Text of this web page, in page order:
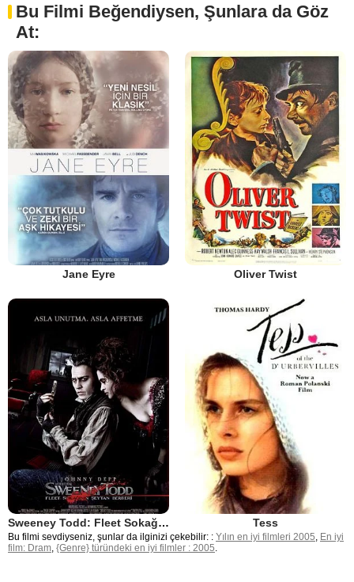
Bu Filmi Beğendiysen, Şunlara da Göz
At:
Jane Eyre Oliver Twist
Sweeney Todd: Fleet Sokağının Şeytan Berberi Tess
Bu filmi sevdiyseniz, şunlar da ilginizi çekebilir: : Yılın en iyi filmleri 2005, En iyi
film: Dram, {Genre} türündeki en iyi filmler : 2005.